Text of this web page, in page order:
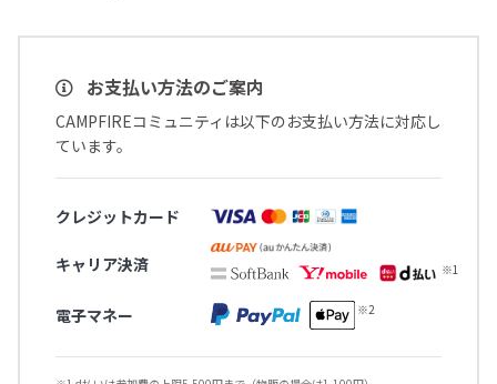
お支払い方法のご案内
CAMPFIREコミュニティは以下のお支払い方法に対応し
ています。
クレジットカード
キャリア決済
電子マネー